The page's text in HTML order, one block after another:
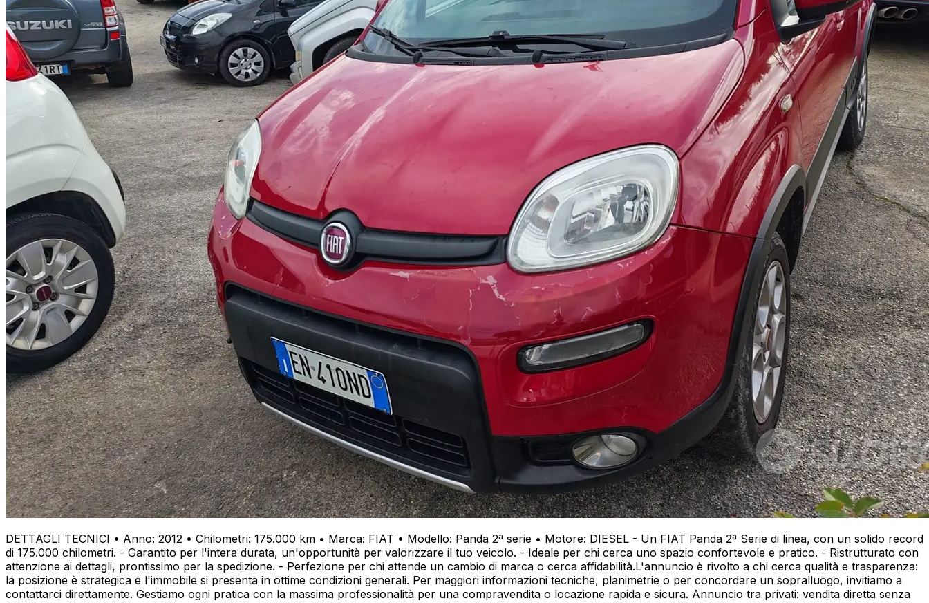
DETTAGLI TECNICI • Anno: 2012 • Chilometri: 175.000 km • Marca: FIAT • Modello: Panda 2ª serie • Motore: DIESEL - Un FIAT Panda 2ª Serie di linea, con un solido record
di 175.000 chilometri. - Garantito per l'intera durata, un'opportunità per valorizzare il tuo veicolo. - Ideale per chi cerca uno spazio confortevole e pratico. - Ristrutturato con
attenzione ai dettagli, prontissimo per la spedizione. - Perfezione per chi attende un cambio di marca o cerca affidabilità.L'annuncio è rivolto a chi cerca qualità e trasparenza:
la posizione è strategica e l'immobile si presenta in ottime condizioni generali. Per maggiori informazioni tecniche, planimetrie o per concordare un sopralluogo, invitiamo a
contattarci direttamente. Gestiamo ogni pratica con la massima professionalità per una compravendita o locazione rapida e sicura. Annuncio tra privati: vendita diretta senza